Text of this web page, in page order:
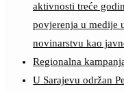
aktivnosti treće
povjerenja u medije
novinarstvu kao
Regionalna
U Sarajevu održan